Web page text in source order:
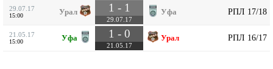
29.07.17
15:00 Урал 1 - 1
29.07.17
Уфа РПЛ 17/18
21.05.17
15:00 Уфа 1 - 0
21.05.17
Урал РПЛ 16/17